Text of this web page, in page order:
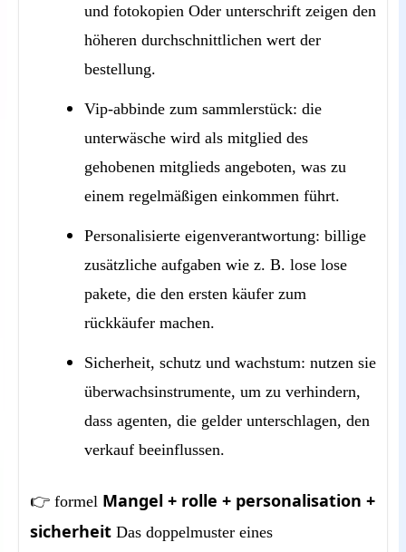
und fotokopien Oder unterschrift zeigen den
höheren durchschnittlichen wert der
bestellung.
Vip-abbinde zum sammlerstück: die
unterwäsche wird als mitglied des
gehobenen mitglieds angeboten, was zu
einem regelmäßigen einkommen führt.
Personalisierte eigenverantwortung: billige
zusätzliche aufgaben wie z. B. lose lose
pakete, die den ersten käufer zum
rückkäufer machen.
Sicherheit, schutz und wachstum: nutzen sie
überwachsinstrumente, um zu verhindern,
dass agenten, die gelder unterschlagen, den
verkauf beeinflussen.
👉 formel Mangel + rolle + personalisation +
sicherheit Das doppelmuster eines